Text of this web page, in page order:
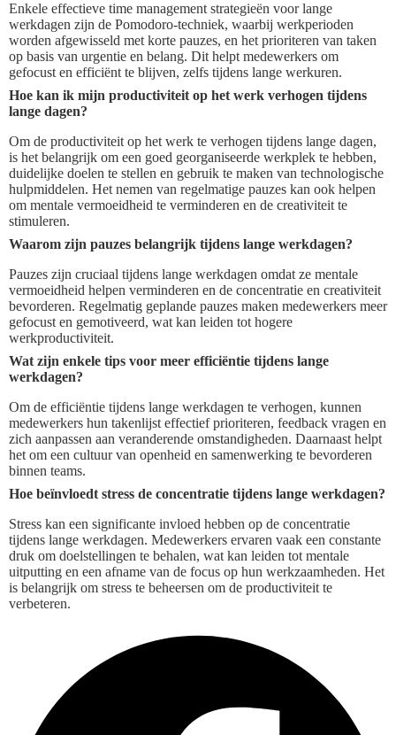
Enkele effectieve time management strategieën voor lange
werkdagen zijn de Pomodoro-techniek, waarbij werkperioden
worden afgewisseld met korte pauzes, en het prioriteren van taken
op basis van urgentie en belang. Dit helpt medewerkers om
gefocust en efficiënt te blijven, zelfs tijdens lange werkuren.
Hoe kan ik mijn productiviteit op het werk verhogen tijdens
lange dagen?
Om de productiviteit op het werk te verhogen tijdens lange dagen,
is het belangrijk om een goed georganiseerde werkplek te hebben,
duidelijke doelen te stellen en gebruik te maken van technologische
hulpmiddelen. Het nemen van regelmatige pauzes kan ook helpen
om mentale vermoeidheid te verminderen en de creativiteit te
stimuleren.
Waarom zijn pauzes belangrijk tijdens lange werkdagen?
Pauzes zijn cruciaal tijdens lange werkdagen omdat ze mentale
vermoeidheid helpen verminderen en de concentratie en creativiteit
bevorderen. Regelmatig geplande pauzes maken medewerkers meer
gefocust en gemotiveerd, wat kan leiden tot hogere
werkproductiviteit.
Wat zijn enkele tips voor meer efficiëntie tijdens lange
werkdagen?
Om de efficiëntie tijdens lange werkdagen te verhogen, kunnen
medewerkers hun takenlijst effectief prioriteren, feedback vragen en
zich aanpassen aan veranderende omstandigheden. Daarnaast helpt
het om een cultuur van openheid en samenwerking te bevorderen
binnen teams.
Hoe beïnvloedt stress de concentratie tijdens lange werkdagen?
Stress kan een significante invloed hebben op de concentratie
tijdens lange werkdagen. Medewerkers ervaren vaak een constante
druk om doelstellingen te behalen, wat kan leiden tot mentale
uitputting en een afname van de focus op hun werkzaamheden. Het
is belangrijk om stress te beheersen om de productiviteit te
verbeteren.